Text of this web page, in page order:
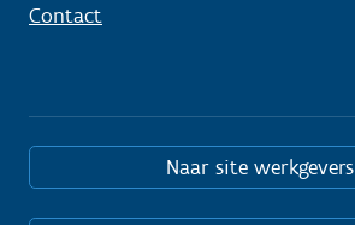
Contact
Naar site werkgevers